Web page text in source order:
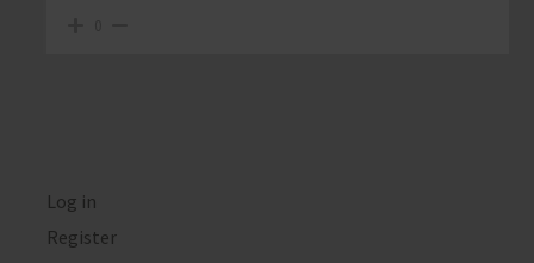
Log in
Register